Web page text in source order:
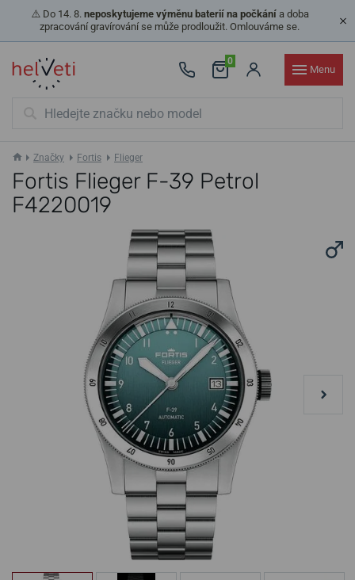
⚠️ Do 14. 8. neposkytujeme výměnu baterií na počkánía doba
zpracování gravírování se může prodloužit. Omlouváme se.
0
Menu
Značky Fortis Flieger
Fortis Flieger F-39 Petrol
F4220019